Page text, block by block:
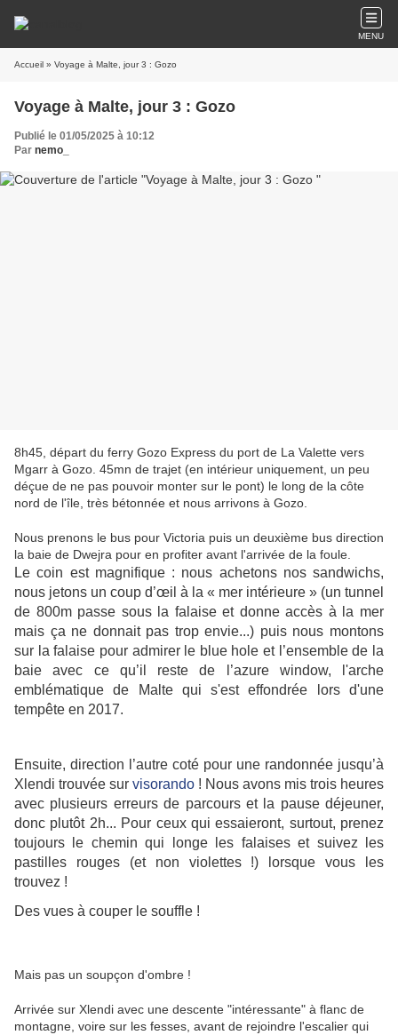
MENU
Accueil » Voyage à Malte, jour 3 : Gozo
Voyage à Malte, jour 3 : Gozo
Publié le 01/05/2025 à 10:12
Par nemo_
8h45, départ du ferry Gozo Express du port de La Valette vers
Mgarr à Gozo. 45mn de trajet (en intérieur uniquement, un peu
déçue de ne pas pouvoir monter sur le pont) le long de la côte
nord de l'île, très bétonnée et nous arrivons à Gozo.
Nous prenons le bus pour Victoria puis un deuxième bus direction
la baie de Dwejra pour en profiter avant l'arrivée de la foule.
Le coin est magnifique : nous achetons nos sandwichs,
nous jetons un coup d’œil à la « mer intérieure » (un tunnel
de 800m passe sous la falaise et donne accès à la mer
mais ça ne donnait pas trop envie...) puis nous montons
sur la falaise pour admirer le blue hole et l’ensemble de la
baie avec ce qu’il reste de l’azure window, l'arche
emblématique de Malte qui s'est effondrée lors d'une
tempête en 2017.
Ensuite, direction l’autre coté pour une randonnée jusqu’à
Xlendi trouvée sur visorando ! Nous avons mis trois heures
avec plusieurs erreurs de parcours et la pause déjeuner,
donc plutôt 2h... Pour ceux qui essaieront, surtout, prenez
toujours le chemin qui longe les falaises et suivez les
pastilles rouges (et non violettes !) lorsque vous les
trouvez !
Des vues à couper le souffle !
Mais pas un soupçon d'ombre !
Arrivée sur Xlendi avec une descente "intéressante" à flanc de
montagne, voire sur les fesses, avant de rejoindre l'escalier qui